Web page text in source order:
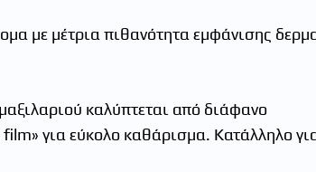
µε µέτρια πιθανότητα εµφάνισης
καλύπτεται από διάφανο
film» για εύκολο καθάρισµα. Κατάλληλο